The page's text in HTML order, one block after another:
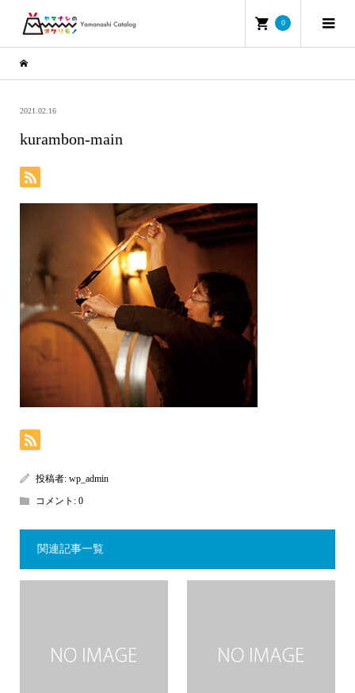
0
2021.02.16
kurambon-main
投稿者: wp_admin
コメント: 0
関連記事一覧